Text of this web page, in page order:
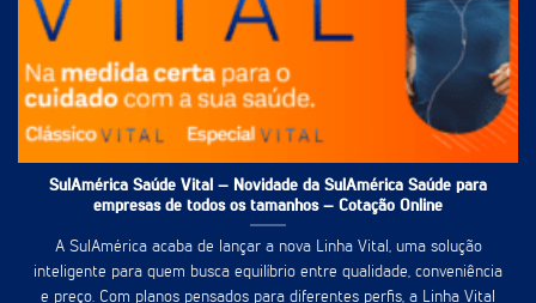
SulAmérica Saúde Vital – Novidade da SulAmérica Saúde para
empresas de todos os tamanhos – Cotação Online
A SulAmérica acaba de lançar a nova Linha Vital, uma solução
inteligente para quem busca equilíbrio entre qualidade, conveniência
e preço. Com planos pensados para diferentes perfis, a Linha Vital